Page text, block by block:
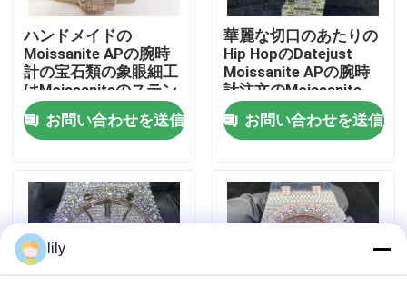
私達に連絡しなさい
ニュース
引用を要求しなさい
Moissaniteのダイヤモンドの腕時計
ハンドメイドの
Moissanite APの腕時
計の宝石類の象眼細工
はMoissaniteのステン
レス鋼から凍った
お問い合わせを送信
華麗な切口のあたりの
Hip HopのDatejust
Moissanite APの腕時
計注文のMoissanite
お問い合わせを送信
lily